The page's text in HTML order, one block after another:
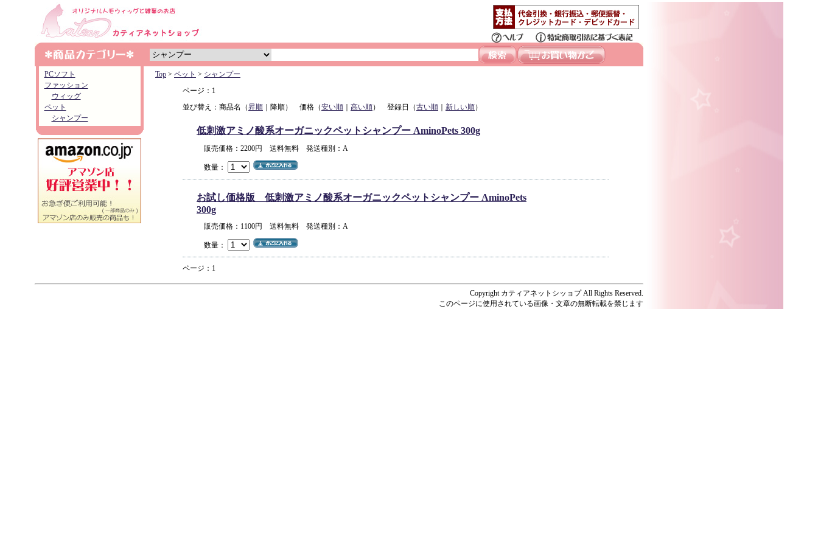
PCソフト
ファッション
ウィッグ
ペット
シャンプー
Top > ペット > シャンプー
ページ：1
並び替え：商品名（昇順 ｜降順） 価格（安い順 高い順） 登録日（古い順 新しい順）
低刺激アミノ酸系オーガニックペットシャンプー AminoPets 300g
販売価格：2200円 送料無料 発送種別：A
数量：
お試し価格版 低刺激アミノ酸系オーガニックペットシャンプー AminoPets
300g
販売価格：1100円 送料無料 発送種別：A
数量：
ページ：1
Copyright カティアネットシッョプ All Rights Reserved.
このページに使用されている画像・文章の無断転載を禁じます